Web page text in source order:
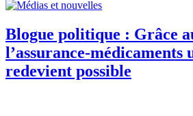
Blogue politique : Grâce
l’assurance-médicaments
redevient possible